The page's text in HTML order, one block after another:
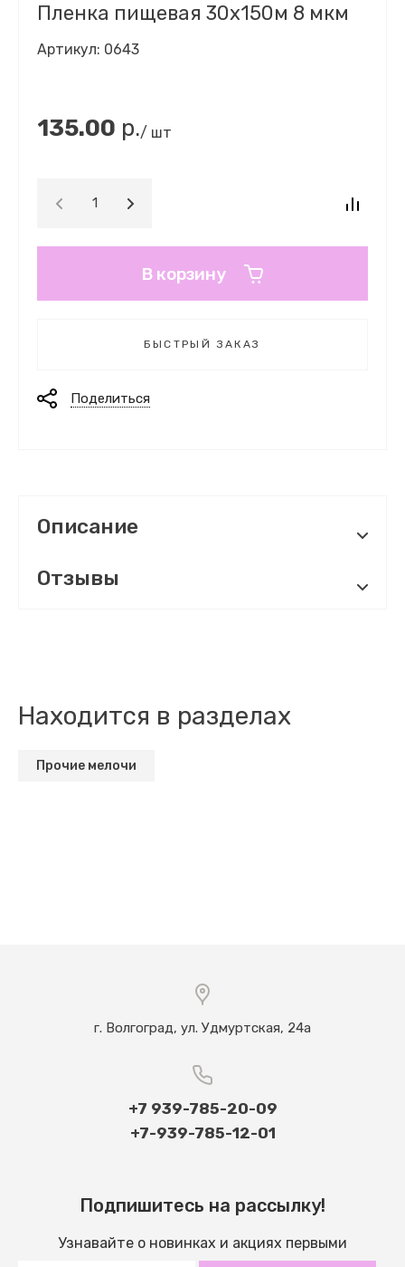
Пленка пищевая 30х150м 8 мкм
Артикул: 0643
135.00 р./ шт
В корзину
БЫСТРЫЙ ЗАКАЗ
Поделиться
Описание
Отзывы
Находится в разделах
Прочие мелочи
г. Волгоград, ул. Удмуртская, 24а
+7 939-785-20-09
+7-939-785-12-01
Подпишитесь на рассылку!
Узнавайте о новинках и акциях первыми